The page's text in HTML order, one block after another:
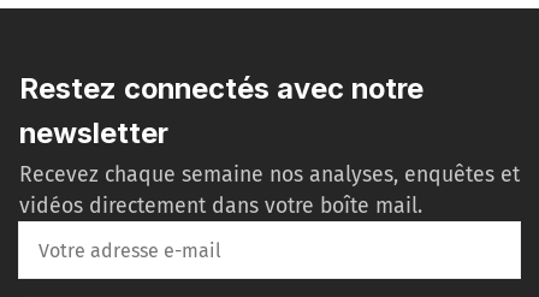
Restez connectés avec notre
newsletter
Recevez chaque semaine nos analyses, enquêtes et
vidéos directement dans votre boîte mail.